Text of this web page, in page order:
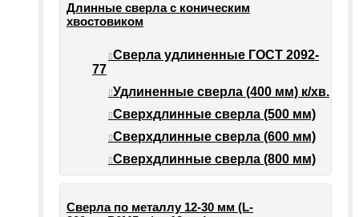
Длинные сверла с коническим
хвостовиком
Сверла удлиненные ГОСТ 2092-
77
Удлиненные сверла (400 мм) к/хв.
Сверхдлинные сверла (500 мм)
Сверхдлинные сверла (600 мм)
Сверхдлинные сверла (800 мм)
Сверла по металлу 12-30 мм (L-